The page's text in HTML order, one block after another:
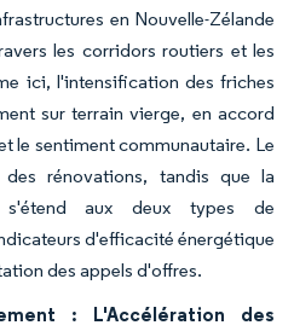
en Nouvelle-Zélande
les corridors routiers et les
ici, l'intensification des friches
sur terrain vierge, en accord
le sentiment communautaire. Le
rénovations, tandis que la
s'étend aux deux types de
d'efficacité énergétique
des appels d'offres.
: L'Accélération des